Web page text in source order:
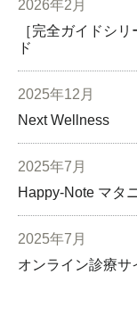
2026年2月
［完全ガイドシ
ド
2025年12月
Next Wellness
2025年7月
Happy-Note マタ
2025年7月
オンライン診療サ